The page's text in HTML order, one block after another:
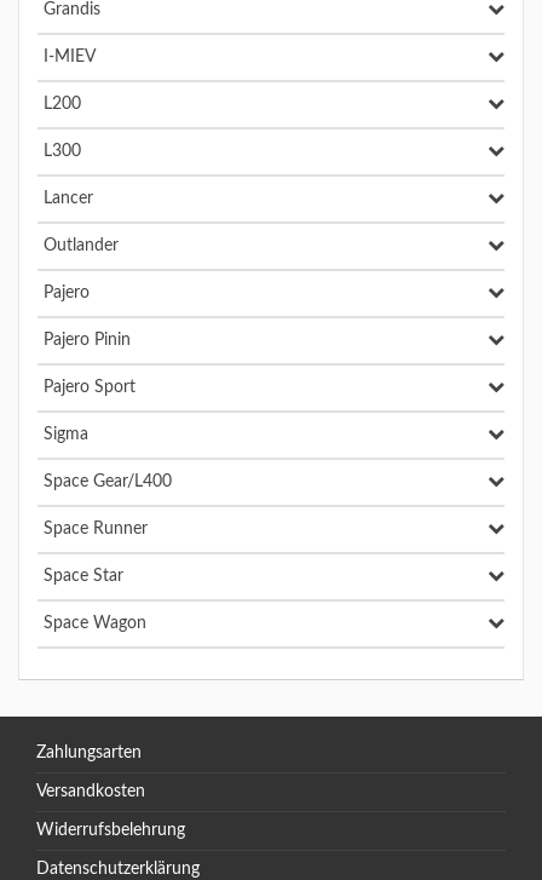
Grandis
I-MIEV
L200
L300
Lancer
Outlander
Pajero
Pajero Pinin
Pajero Sport
Sigma
Space Gear/L400
Space Runner
Space Star
Space Wagon
Zahlungsarten
Versandkosten
Widerrufsbelehrung
Datenschutzerklärung